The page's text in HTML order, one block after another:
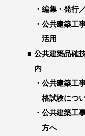
編集・発行
公共建築工
活用
公共建築品確
内
公共建築工
格試験につ
公共建築工
方へ